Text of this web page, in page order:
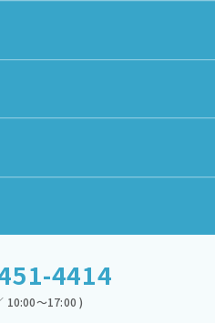
4414
10:00～17:00 )